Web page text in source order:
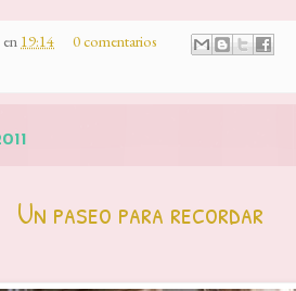
en 19:14
0 comentarios
Un paseo para recordar